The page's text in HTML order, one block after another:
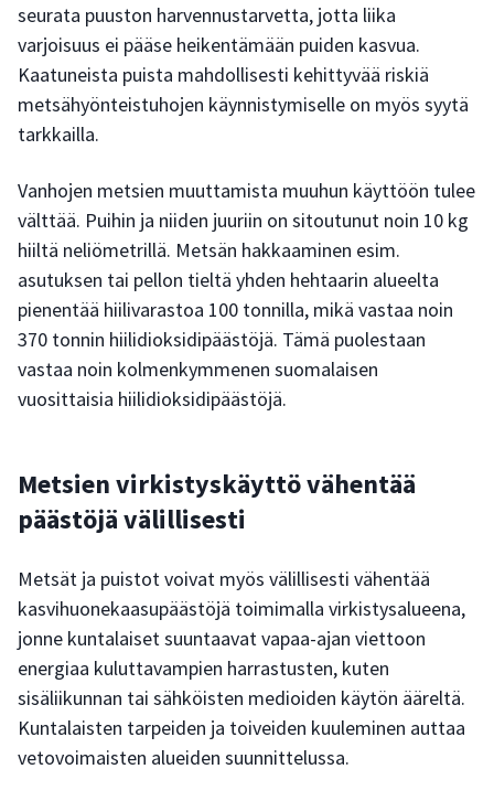
seurata puuston harvennustarvetta, jotta liika
varjoisuus ei pääse heikentämään puiden kasvua.
Kaatuneista puista mahdollisesti kehittyvää riskiä
metsähyönteistuhojen käynnistymiselle on myös syytä
tarkkailla.
Vanhojen metsien muuttamista muuhun käyttöön tulee
välttää. Puihin ja niiden juuriin on sitoutunut noin 10 kg
hiiltä neliömetrillä. Metsän hakkaaminen esim.
asutuksen tai pellon tieltä yhden hehtaarin alueelta
pienentää hiilivarastoa 100 tonnilla, mikä vastaa noin
370 tonnin hiilidioksidipäästöjä. Tämä puolestaan
vastaa noin kolmenkymmenen suomalaisen
vuosittaisia hiilidioksidipäästöjä.
Metsien virkistyskäyttö vähentää
päästöjä välillisesti
Metsät ja puistot voivat myös välillisesti vähentää
kasvihuonekaasupäästöjä toimimalla virkistysalueena,
jonne kuntalaiset suuntaavat vapaa-ajan viettoon
energiaa kuluttavampien harrastusten, kuten
sisäliikunnan tai sähköisten medioiden käytön ääreltä.
Kuntalaisten tarpeiden ja toiveiden kuuleminen auttaa
vetovoimaisten alueiden suunnittelussa.